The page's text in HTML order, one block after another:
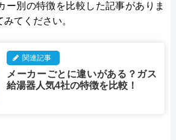
ー別の特徴を比較した記事がありま
てください。
関連記事
メーカーごとに違いがある？ガス
給湯器人気4社の特徴を比較！